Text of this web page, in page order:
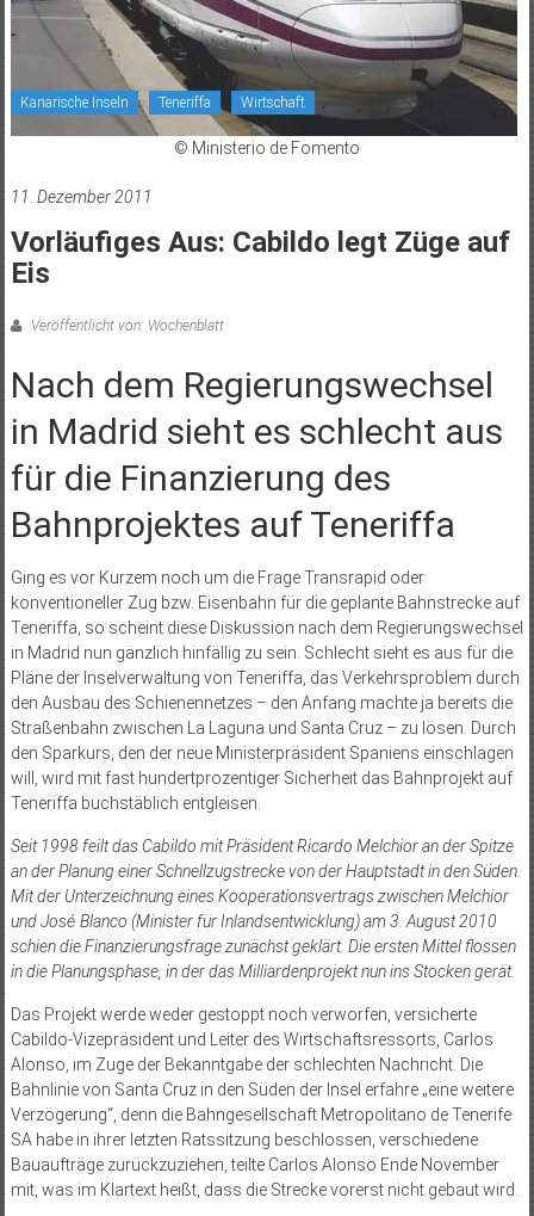
Kanarische Inseln Teneriffa Wirtschaft
© Ministerio de Fomento
11. Dezember 2011
Vorläufiges Aus: Cabildo legt Züge auf
Eis
Veröffentlicht von: Wochenblatt
Nach dem Regierungswechsel
in Madrid sieht es schlecht aus
für die Finanzierung des
Bahnprojektes auf Teneriffa
Ging es vor Kurzem noch um die Frage Transrapid oder
konventioneller Zug bzw. Eisenbahn für die geplante Bahnstrecke auf
Teneriffa, so scheint diese Diskussion nach dem Regierungswechsel
in Madrid nun gänzlich hinfällig zu sein. Schlecht sieht es aus für die
Pläne der Inselverwaltung von Teneriffa, das Verkehrsproblem durch
den Ausbau des Schienennetzes – den Anfang machte ja bereits die
Straßenbahn zwischen La Laguna und Santa Cruz – zu lösen. Durch
den Sparkurs, den der neue Ministerpräsident Spaniens einschlagen
will, wird mit fast hundertprozentiger Sicherheit das Bahnprojekt auf
Teneriffa buchstäblich entgleisen.
Seit 1998 feilt das Cabildo mit Präsident Ricardo Melchior an der Spitze
an der Planung einer Schnellzugstrecke von der Hauptstadt in den Süden.
Mit der Unterzeichnung eines Kooperationsvertrags zwischen Melchior
und José Blanco (Minister für Inlandsentwicklung) am 3. August 2010
schien die Finanzierungsfrage zunächst geklärt. Die ersten Mittel flossen
in die Planungsphase, in der das Milliardenprojekt nun ins Stocken gerät.
Das Projekt werde weder gestoppt noch verworfen, versicherte
Cabildo-Vizepräsident und Leiter des Wirtschaftsressorts, Carlos
Alonso, im Zuge der Bekanntgabe der schlechten Nachricht. Die
Bahnlinie von Santa Cruz in den Süden der Insel erfahre „eine weitere
Verzögerung“, denn die Bahngesellschaft Metropolitano de Tenerife
SA habe in ihrer letzten Ratssitzung beschlossen, verschiedene
Bauaufträge zurückzuziehen, teilte Carlos Alonso Ende November
mit, was im Klartext heißt, dass die Strecke vorerst nicht gebaut wird.